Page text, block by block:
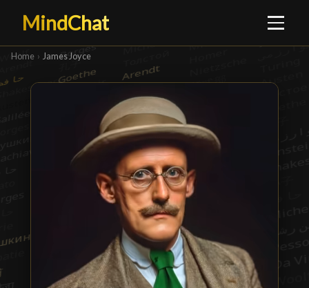
MindChat
Home › James Joyce